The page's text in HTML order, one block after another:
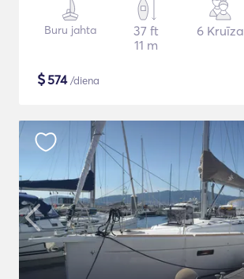
Buru jahta
37 ft
11 m
6 Kruīza
$574/diena